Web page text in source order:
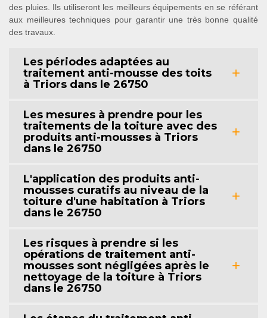
des pluies. Ils utiliseront les meilleurs équipements en se référant
aux meilleures techniques pour garantir une très bonne qualité
des travaux.
Les périodes adaptées au
traitement anti-mousse des toits
à Triors dans le 26750
Les mesures à prendre pour les
traitements de la toiture avec des
produits anti-mousses à Triors
dans le 26750
L'application des produits anti-
mousses curatifs au niveau de la
toiture d'une habitation à Triors
dans le 26750
Les risques à prendre si les
opérations de traitement anti-
mousses sont négligées après le
nettoyage de la toiture à Triors
dans le 26750